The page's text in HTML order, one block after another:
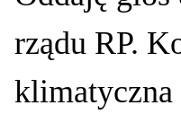
rządu RP.